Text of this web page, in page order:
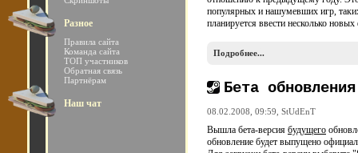
популярных и нашумевших игр,
планируется ввести несколько
Подробнее...
Бета
08.02.2008, 09:59, StUdEnT
Вышла бета-версия будущего
обновление будет выпущено
Разное
Правила сайта
Команда сайта
ТОП участников
Обратная связь
Партнёрам
Наш чат